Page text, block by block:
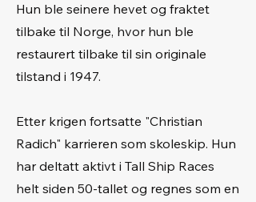
Hun ble seinere hevet og fraktet
tilbake til Norge, hvor hun ble
restaurert tilbake til sin originale
tilstand i 1947.
Etter krigen fortsatte "Christian
Radich" karrieren som skoleskip. Hun
har deltatt aktivt i Tall Ship Races
helt siden 50-tallet og regnes som en